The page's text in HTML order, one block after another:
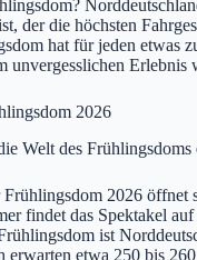
der die höchsten
hat für jeden etwas
unvergesslichen Erlebnis
2026
Welt des
Frühlingsdom 2026 öffnet
findet das Spektakel
ist
erwarten etwa 250 bis